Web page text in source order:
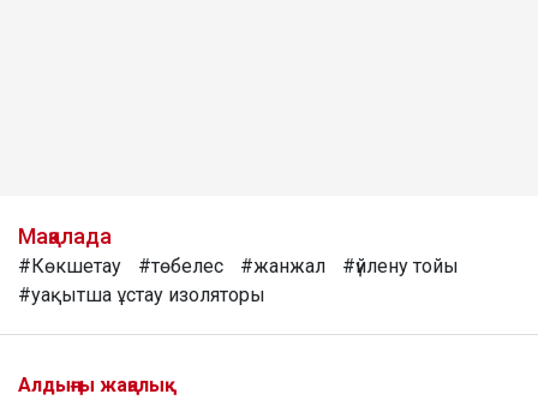
Мақалада
#Көкшетау #төбелес #жанжал
#үйлену тойы
#уақытша ұстау изоляторы
Алдыңғы жаңалық